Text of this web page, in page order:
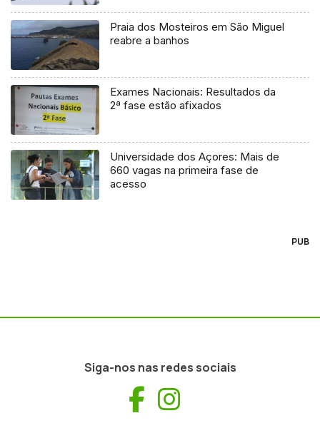
Praia dos Mosteiros em São Miguel
reabre a banhos
Exames Nacionais: Resultados da
2ª fase estão afixados
Universidade dos Açores: Mais de
660 vagas na primeira fase de
acesso
PUB
Siga-nos nas redes sociais
Facebook